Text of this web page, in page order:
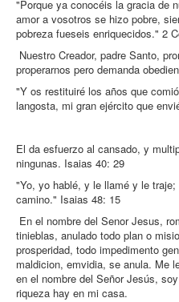
"Porque ya conocéis la gracia de
amor a vosotros se hizo pobre,
pobreza fueseis enriquecidos." 2
Nuestro Creador, padre Santo,
properarnos pero demanda
"Y os restituiré los años que
langosta, mi gran ejército que
El da esfuerzo al cansado, y
ningunas. Isaias 40: 29
"Yo, yo hablé, y le llamé y le
camino." Isaias 48: 15
En el nombre del Senor Jesus,
tinieblas, anulado todo plan o
prosperidad, todo impedimento
maldicion, emvidia, se anula. Me
en el nombre del Señor Jesús,
riqueza hay en mi casa.